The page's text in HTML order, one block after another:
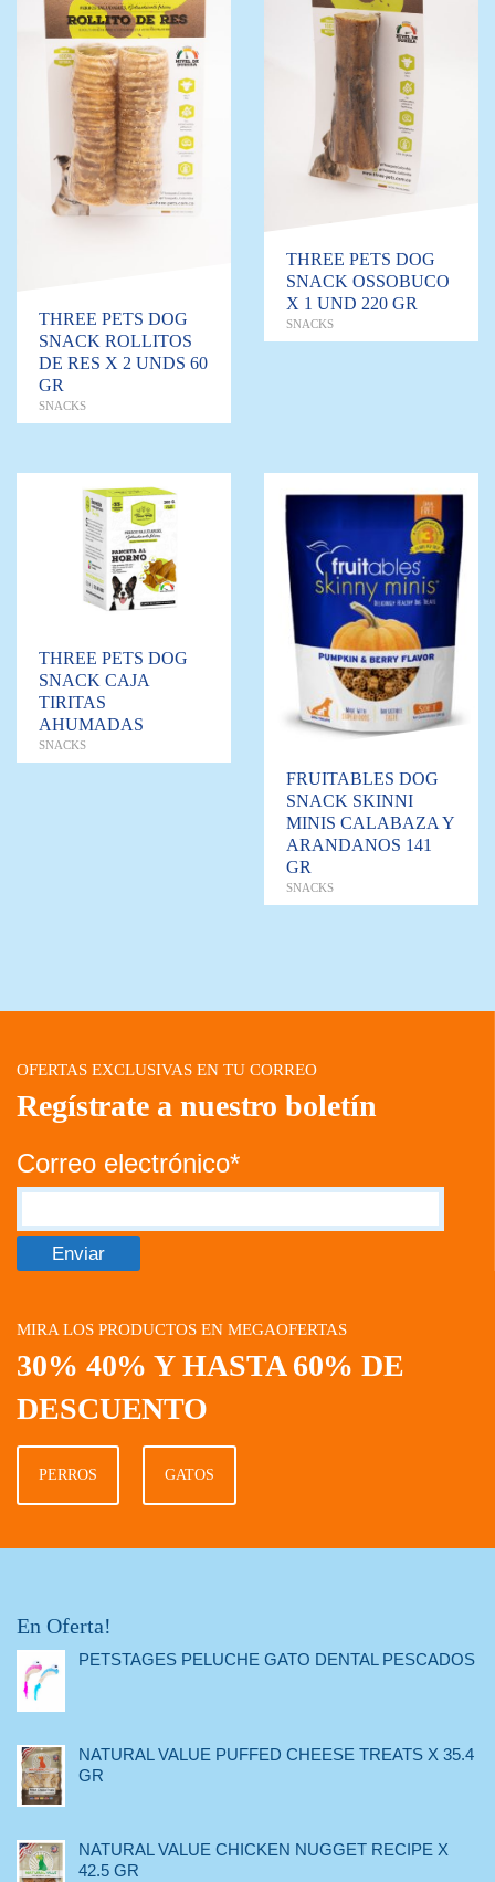
THREE PETS DOG
SNACK ROLLITOS
DE RES X 2 UNDS 60
GR
SNACKS
THREE PETS DOG
SNACK OSSOBUCO
X 1 UND 220 GR
SNACKS
THREE PETS DOG
SNACK CAJA
TIRITAS
AHUMADAS
SNACKS
FRUITABLES DOG
SNACK SKINNI
MINIS CALABAZA Y
ARANDANOS 141
GR
SNACKS
OFERTAS EXCLUSIVAS EN TU CORREO
Regístrate a nuestro boletín
Correo electrónico*
MIRA LOS PRODUCTOS EN MEGAOFERTAS
30% 40% Y HASTA 60% DE
DESCUENTO
PERROS GATOS
En Oferta!
PETSTAGES PELUCHE GATO DENTAL PESCADOS
NATURAL VALUE PUFFED CHEESE TREATS X 35.4
GR
NATURAL VALUE CHICKEN NUGGET RECIPE X
42.5 GR